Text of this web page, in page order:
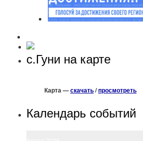
с.Гуни на карте
Карта —скачать/просмотреть
Календарь событий